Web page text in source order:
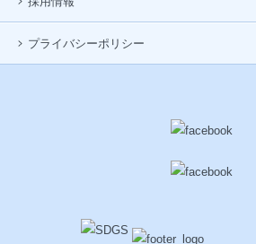
プライバシーポリシー